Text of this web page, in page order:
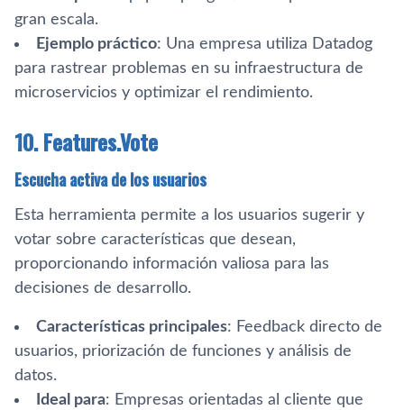
gran escala.
Ejemplo práctico: Una empresa utiliza Datadog
para rastrear problemas en su infraestructura de
microservicios y optimizar el rendimiento.
10. Features.Vote
Escucha activa de los usuarios
Esta herramienta permite a los usuarios sugerir y
votar sobre características que desean,
proporcionando información valiosa para las
decisiones de desarrollo.
Características principales: Feedback directo de
usuarios, priorización de funciones y análisis de
datos.
Ideal para: Empresas orientadas al cliente que